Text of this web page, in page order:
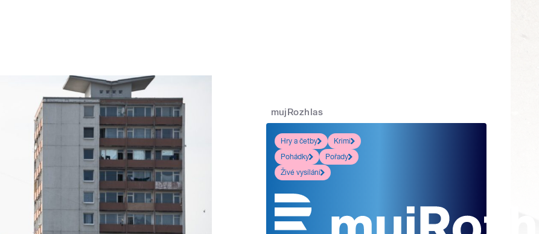
mujRozhlas
Hry a četby
Krimi
Pohádky
Pořady
Živé vysílání